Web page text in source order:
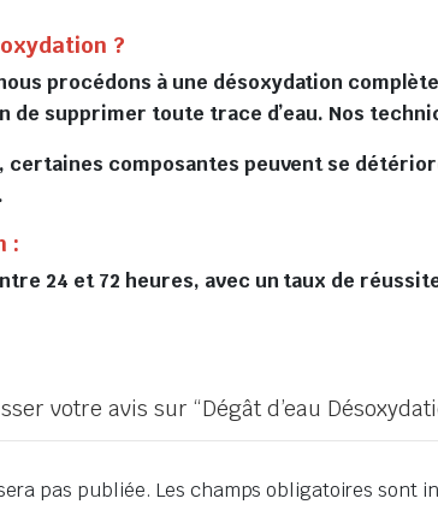
?
procédons à une désoxydation
de supprimer toute trace d’eau. Nos
certaines composantes peuvent se
:
24 et 72 heures, avec un taux de
votre avis sur “Dégât d’eau
pas publiée. Les champs obligatoires sont